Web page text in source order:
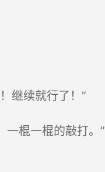
继续就行了！”
棍一棍的敲打。”